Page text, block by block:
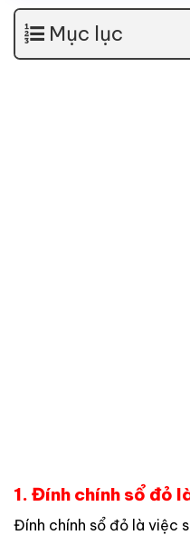
Mục lục
1. Đính chính sổ đỏ
Đính chính sổ đỏ là việc